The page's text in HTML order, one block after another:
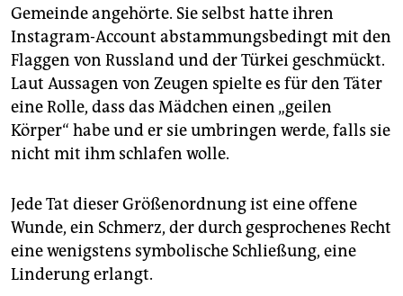
Gemeinde angehörte. Sie selbst hatte ihren
Instagram-Account abstammungsbedingt mit den
Flaggen von Russland und der Türkei geschmückt.
Laut Aussagen von Zeugen spielte es für den Täter
eine Rolle, dass das Mädchen einen „geilen
Körper“ habe und er sie umbringen werde, falls sie
nicht mit ihm schlafen wolle.
Jede Tat dieser Größenordnung ist eine offene
Wunde, ein Schmerz, der durch gesprochenes Recht
eine wenigstens symbolische Schließung, eine
Linderung erlangt.